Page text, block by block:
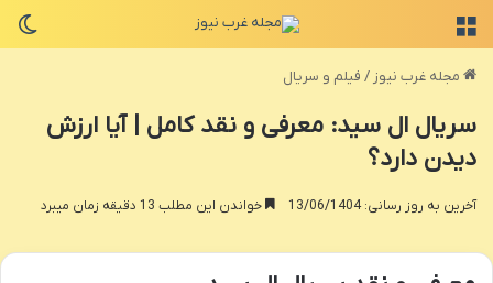
مجله غرب نیوز / فیلم و سریال
سریال ال سید: معرفی و نقد کامل | آیا ارزش
دیدن دارد؟
آخرین به روز رسانی: 13/06/1404 خواندن این مطلب 13 دقیقه زمان میبرد